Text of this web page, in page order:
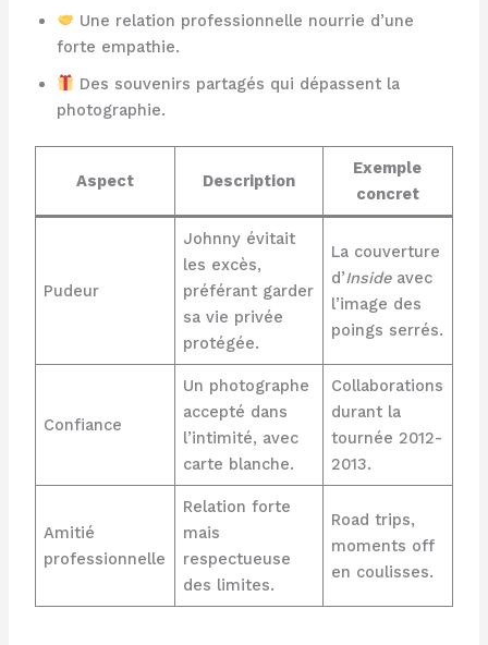
Une relation professionnelle nourrie d’une
forte empathie.
Des souvenirs partagés qui dépassent la
photographie.
Aspect Description
Exemple
concret
Pudeur
Johnny évitait
les excès,
préférant garder
sa vie privée
protégée.
La couverture
d’Insideavec
l’image des
poings serrés.
Confiance
Un photographe
accepté dans
l’intimité, avec
carte blanche.
Collaborations
durant la
tournée 2012-
2013.
Amitié
professionnelle
Relation forte
mais
respectueuse
des limites.
Road trips,
moments off
en coulisses.